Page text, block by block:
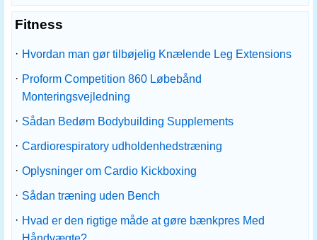
Fitness
· Hvordan man gør tilbøjelig Knælende Leg Extensions
· Proform Competition 860 Løbebånd
Monteringsvejledning
· Sådan Bedøm Bodybuilding Supplements
· Cardiorespiratory udholdenhedstræning
· Oplysninger om Cardio Kickboxing
· Sådan træning uden Bench
· Hvad er den rigtige måde at gøre bænkpres Med